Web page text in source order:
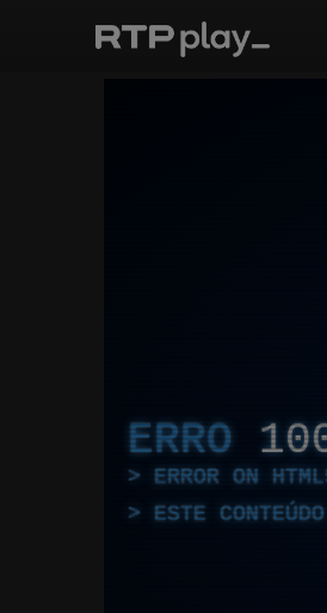
ERRO
ERROR ON
ESTE